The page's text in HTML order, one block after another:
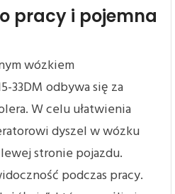
pracy i pojemna
wózkiem
33DM odbywa się za
W celu ułatwienia
dyszel w wózku
stronie pojazdu.
podczas pracy.